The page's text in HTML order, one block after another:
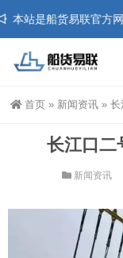
本站是船货易联官方网
首页 » 新闻资讯 » 长
长江口二
新闻资讯